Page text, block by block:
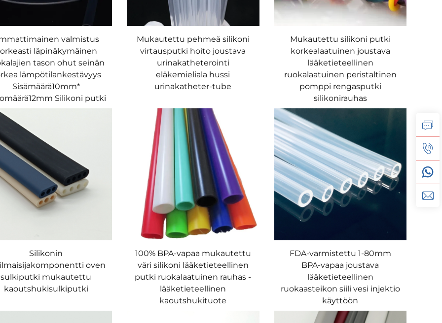
valmistus
läpinäkymäinen
tason ohut seinän
lämpötilankestävyys
Sisämäärä10mm*
Silikoni putki
Mukautettu pehmeä silikoni
virtausputki hoito joustava
urinakatheterointi
eläkemieliala hussi
urinakatheter-tube
Mukautettu silikoni putki
korkealaatuinen joustava
lääketieteellinen
ruokalaatuinen peristaltinen
pomppi rengasputki
silikonirauhas
Silikonin
oven
sulkiputki mukautettu
kaoutshukisulkiputki
100% BPA-vapaa mukautettu
väri silikoni lääketieteellinen
putki ruokalaatuinen rauhas -
lääketieteellinen
kaoutshukituote
FDA-varmistettu 1-80mm
BPA-vapaa joustava
lääketieteellinen
ruokaasteikon siili vesi injektio
käyttöön